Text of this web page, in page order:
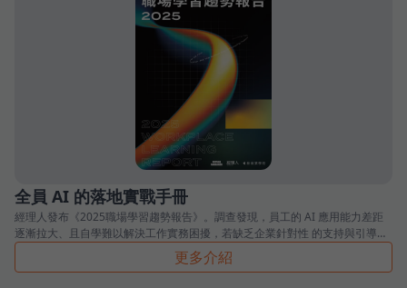
全員 AI 的落地實戰手冊
經理人發布《2025職場學習趨勢報告》。調查發現，員工的 AI 應用能力差距
逐漸拉大、且自學難以解決工作實務困擾，若缺乏企業針對性 的支持與引導，
未來更可能出現「少數人衝得快、多數人跟不動」的 AI 能力斷層。
更多介紹